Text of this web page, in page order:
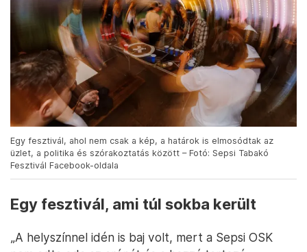
Egy fesztivál, ahol nem csak a kép, a határok is elmosódtak az
üzlet, a politika és szórakoztatás között – Fotó: Sepsi Tabakó
Fesztivál Facebook-oldala
Egy fesztivál, ami túl sokba került
„A helyszínnel idén is baj volt, mert a Sepsi OSK